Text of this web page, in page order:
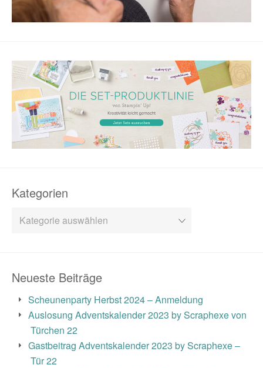
Kategorien
Kategorien
Neueste Beiträge
Scheunenparty Herbst 2024 – Anmeldung
Auslosung Adventskalender 2023 by Scraphexe von
Türchen 22
Gastbeitrag Adventskalender 2023 by Scraphexe –
Tür 22